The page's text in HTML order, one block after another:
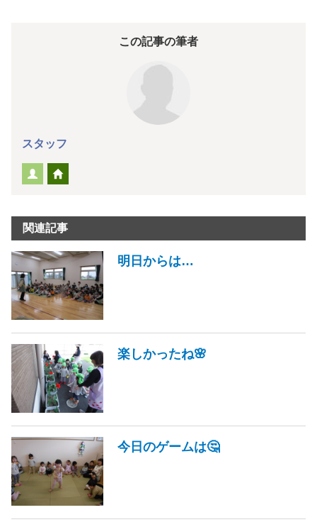
この記事の筆者
スタッフ
関連記事
明日からは…
楽しかったね🌸
今日のゲームは🤔